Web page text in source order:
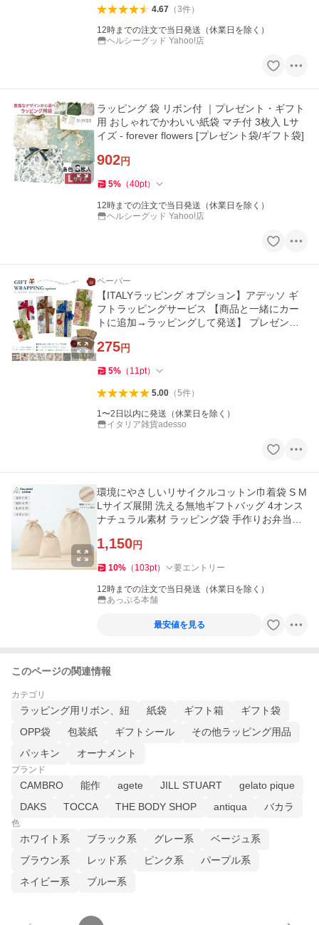
4.67（3件）
12時までの注文で当日発送（休業日を除く）
ヘルシーグッド Yahoo!店
ラッピング 袋 リボン付 ｜プレゼント・ギフト
用 おしゃれでかわいい紙袋 マチ付 3枚入 Lサ
イズ - forever flowers [プレゼント袋/ギフト袋]
902円
5% （40pt）
12時までの注文で当日発送（休業日を除く）
ヘルシーグッド Yahoo!店
ペーパー
【ITALYラッピング オプション】アデッソ ギ
フトラッピングサービス 【商品と一緒にカー
トに追加→ラッピングして発送】 プレゼント
275円
5% （ 11pt）
5.00（5件）
1〜2日以内に発送（休業日を除く）
イタリア雑貨adesso
環境にやさしいリサイクルコットン巾着袋 S M
Lサイズ展開 洗える無地ギフトバッグ 4オンス
ナチュラル素材 ラッピング袋 手作りお弁当袋
1,150円
10% （ 103pt） 要エントリー
12時までの注文で当日発送（休業日を除く）
あっぷる本舗
最安値を見る
このページの関連情報
カテゴリ
ラッピング用リボン、紐 紙袋 ギフト箱
ギフト袋
OPP袋
包装紙 ギフトシール
その他ラッピング用品
パッキン
オーナメント
ブランド
CAMBRO 能作 agete JILL STUART
gelato pique
DAKS
TOCCA THE BODY SHOP antiqua バカラ
色
ホワイト系 ブラック系 グレー系
ベージュ系
ブラウン系
レッド系 ピンク系
パープル系
ネイビー系
ブルー系